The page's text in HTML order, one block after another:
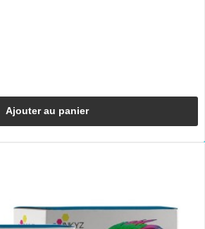
Ajouter au panier